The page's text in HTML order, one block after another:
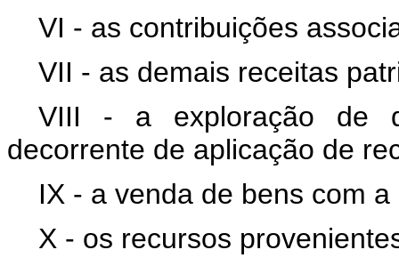
VI - as contribuições
VII - as demais receitas
VIII - a exploração de
decorrente de aplicação de
IX - a venda de bens com
X - os recursos